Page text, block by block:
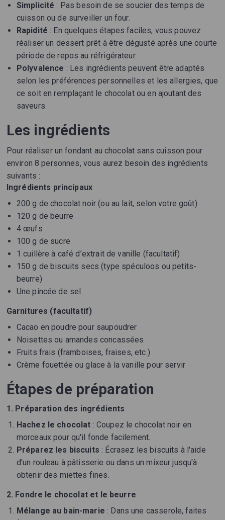
Simplicité : Pas besoin de se soucier des temps de
cuisson ou de surveiller un four.
Rapidité : En quelques étapes faciles, vous pouvez
réaliser un dessert prêt à être dégusté après une courte
période de repos au réfrigérateur.
Polyvalence : Les ingrédients peuvent être adaptés
selon les préférences personnelles et les allergies, que
ce soit en remplaçant le chocolat ou en ajoutant des
saveurs.
Les ingrédients
Pour réaliser un fondant au chocolat sans cuisson pour
environ 8 personnes, vous aurez besoin des ingrédients
suivants :
Ingrédients principaux
200 g de chocolat noir (ou au lait, selon votre goût)
120 g de beurre
4 œufs
100 g de sucre
1 cuillère à café d’extrait de vanille (facultatif)
150 g de biscuits secs (type spéculoos ou petits-
beurre)
Une pincée de sel
Garnitures (facultatif)
Cacao en poudre pour saupoudrer
Noisettes ou amandes concassées
Fruits frais (framboises, fraises, etc.)
Crème fouettée ou glace à la vanille pour servir
Étapes de préparation
1. Préparation des ingrédients
Hachez le chocolat : Coupez le chocolat noir en
morceaux pour qu'il fonde facilement.
Préparez les biscuits : Écrasez les biscuits à l'aide
d'un rouleau à pâtisserie ou dans un mixeur jusqu'à
obtenir des miettes fines.
2. Fondre le chocolat et le beurre
Mélange au bain-marie : Dans une casserole, faites